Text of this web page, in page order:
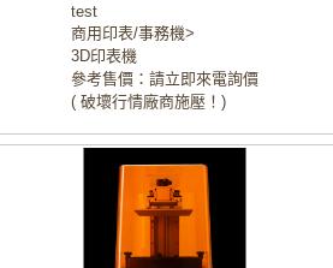
test
商用印表/事務機>
3D印表機
參考售價：請立即來電詢價
( 破壞行情廠商施壓！)